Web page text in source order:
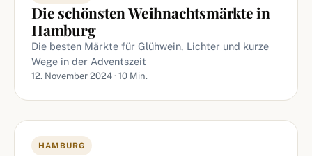
Die schönsten Weihnachtsmärkte in
Hamburg
Die besten Märkte für Glühwein, Lichter und kurze
Wege in der Adventszeit
12. November 2024 · 10 Min.
HAMBURG